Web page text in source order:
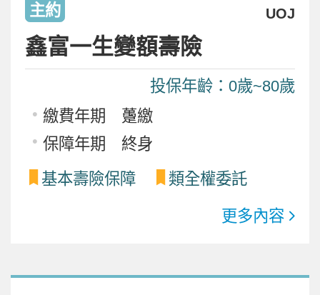
主約 UOJ
鑫富一生變額壽險
投保年齡：0歲~80歲
繳費年期 躉繳
保障年期 終身
基本壽險保障
類全權委託
更多內容